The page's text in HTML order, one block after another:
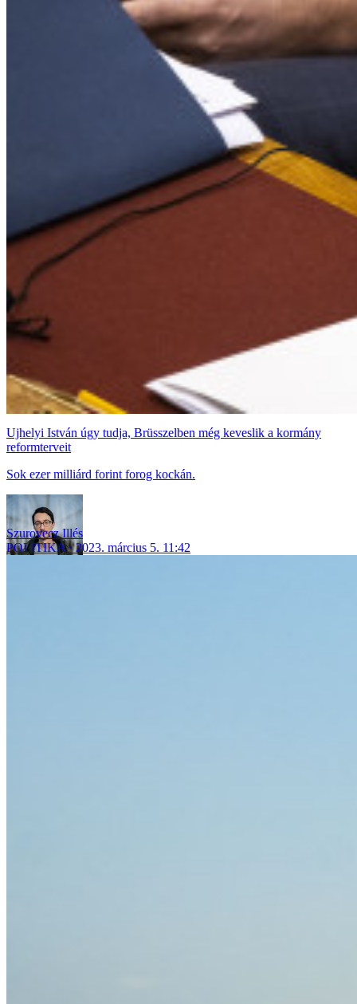
Ujhelyi István úgy tudja, Brüsszelben még keveslik a kormány
reformterveit
Sok ezer milliárd forint forog kockán.
Szurovecz Illés
POLITIKA
2023. március 5. 11:42